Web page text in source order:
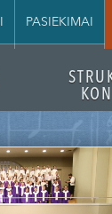
PASIEKIMAI